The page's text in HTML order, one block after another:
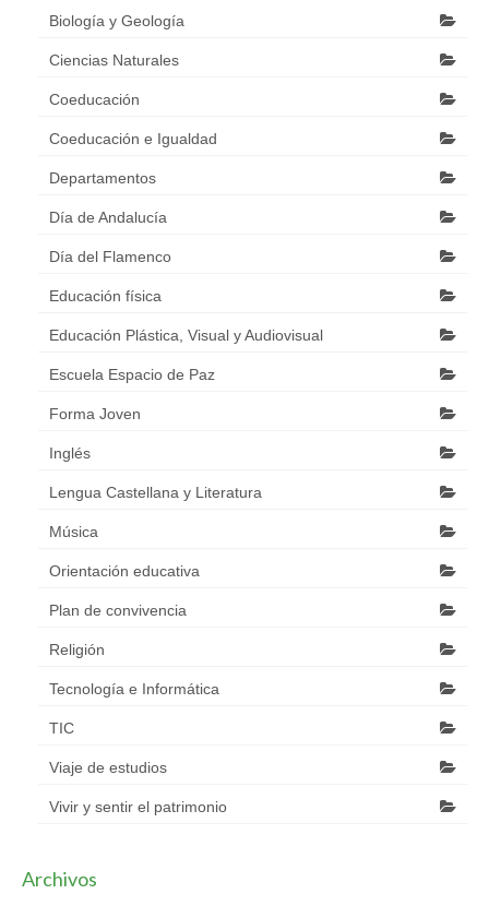
Biología y Geología
Ciencias Naturales
Coeducación
Coeducación e Igualdad
Departamentos
Día de Andalucía
Día del Flamenco
Educación física
Educación Plástica, Visual y Audiovisual
Escuela Espacio de Paz
Forma Joven
Inglés
Lengua Castellana y Literatura
Música
Orientación educativa
Plan de convivencia
Religión
Tecnología e Informática
TIC
Viaje de estudios
Vivir y sentir el patrimonio
Archivos